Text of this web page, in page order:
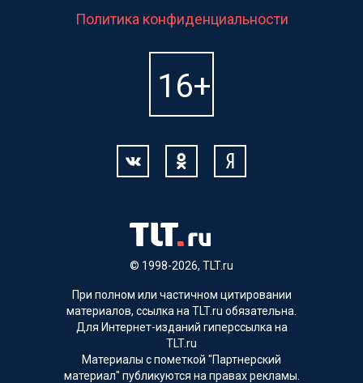
© 1998-2026, TLT.ru
Политика конфиденциальности
При полном или частичном цитировании
материалов, ссылка на TLT.ru обязательна.
Для Интернет-изданий гиперссылка на
TLT.ru
Материалы с пометкой "Партнерский
материал" публикуются на правах рекламы.